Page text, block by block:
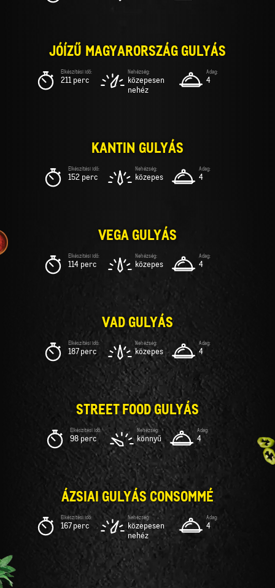
JÓÍZŰ MAGYARORSZÁG GULYÁS
211 perc
közepesen
nehéz
4
KANTIN GULYÁS
152 perc közepes 4
VEGA GULYÁS
114 perc közepes 4
VAD GULYÁS
187 perc közepes 4
STREET FOOD GULYÁS
98 perc könnyű 4
ÁZSIAI GULYÁS CONSOMMÉ
167 perc
közepesen
nehéz
4